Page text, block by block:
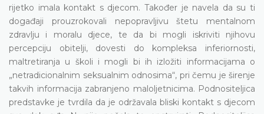
rijetko imala kontakt s djecom. Također je navela da su ti
događaji prouzrokovali nepopravljivu štetu mentalnom
zdravlju i moralu djece, te da bi mogli iskriviti njihovu
percepciju obitelji, dovesti do kompleksa inferiornosti,
maltretiranja u školi i mogli bi ih izložiti informacijama o
„netradicionalnim seksualnim odnosima“, pri čemu je širenje
takvih informacija zabranjeno maloljetnicima. Podnositeljica
predstavke je tvrdila da je održavala bliski kontakt s djecom